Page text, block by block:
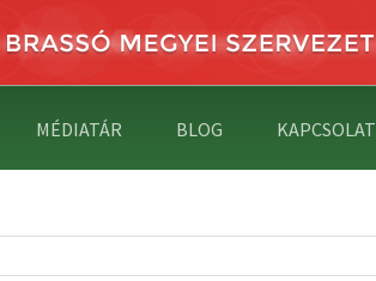
MÉDIATÁR BLOG KAPCSOLAT